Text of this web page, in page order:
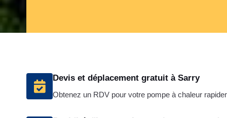
Devis et déplacement gratuit à Sarry
Obtenez un RDV pour votre pompe à chaleur